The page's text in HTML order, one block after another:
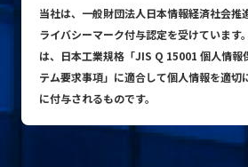
プライバシーポリシ
© ACN Inc.
当社は、一般財団法人日本情報経済社会推
ライバシーマーク付与認定を受けています
は、日本工業規格「JIS Q 15001 個人情報
テム要求事項」に適合して個人情報を適切
に付与されるものです。